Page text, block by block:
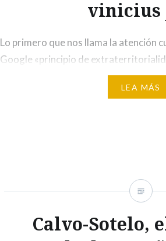
vinicius
Lo primero que nos llama la atención
Google «principio de
montón de medios de comunicación
declaraciones del Ministro de Justicia
LEA MÁS
Calvo-Sotelo,